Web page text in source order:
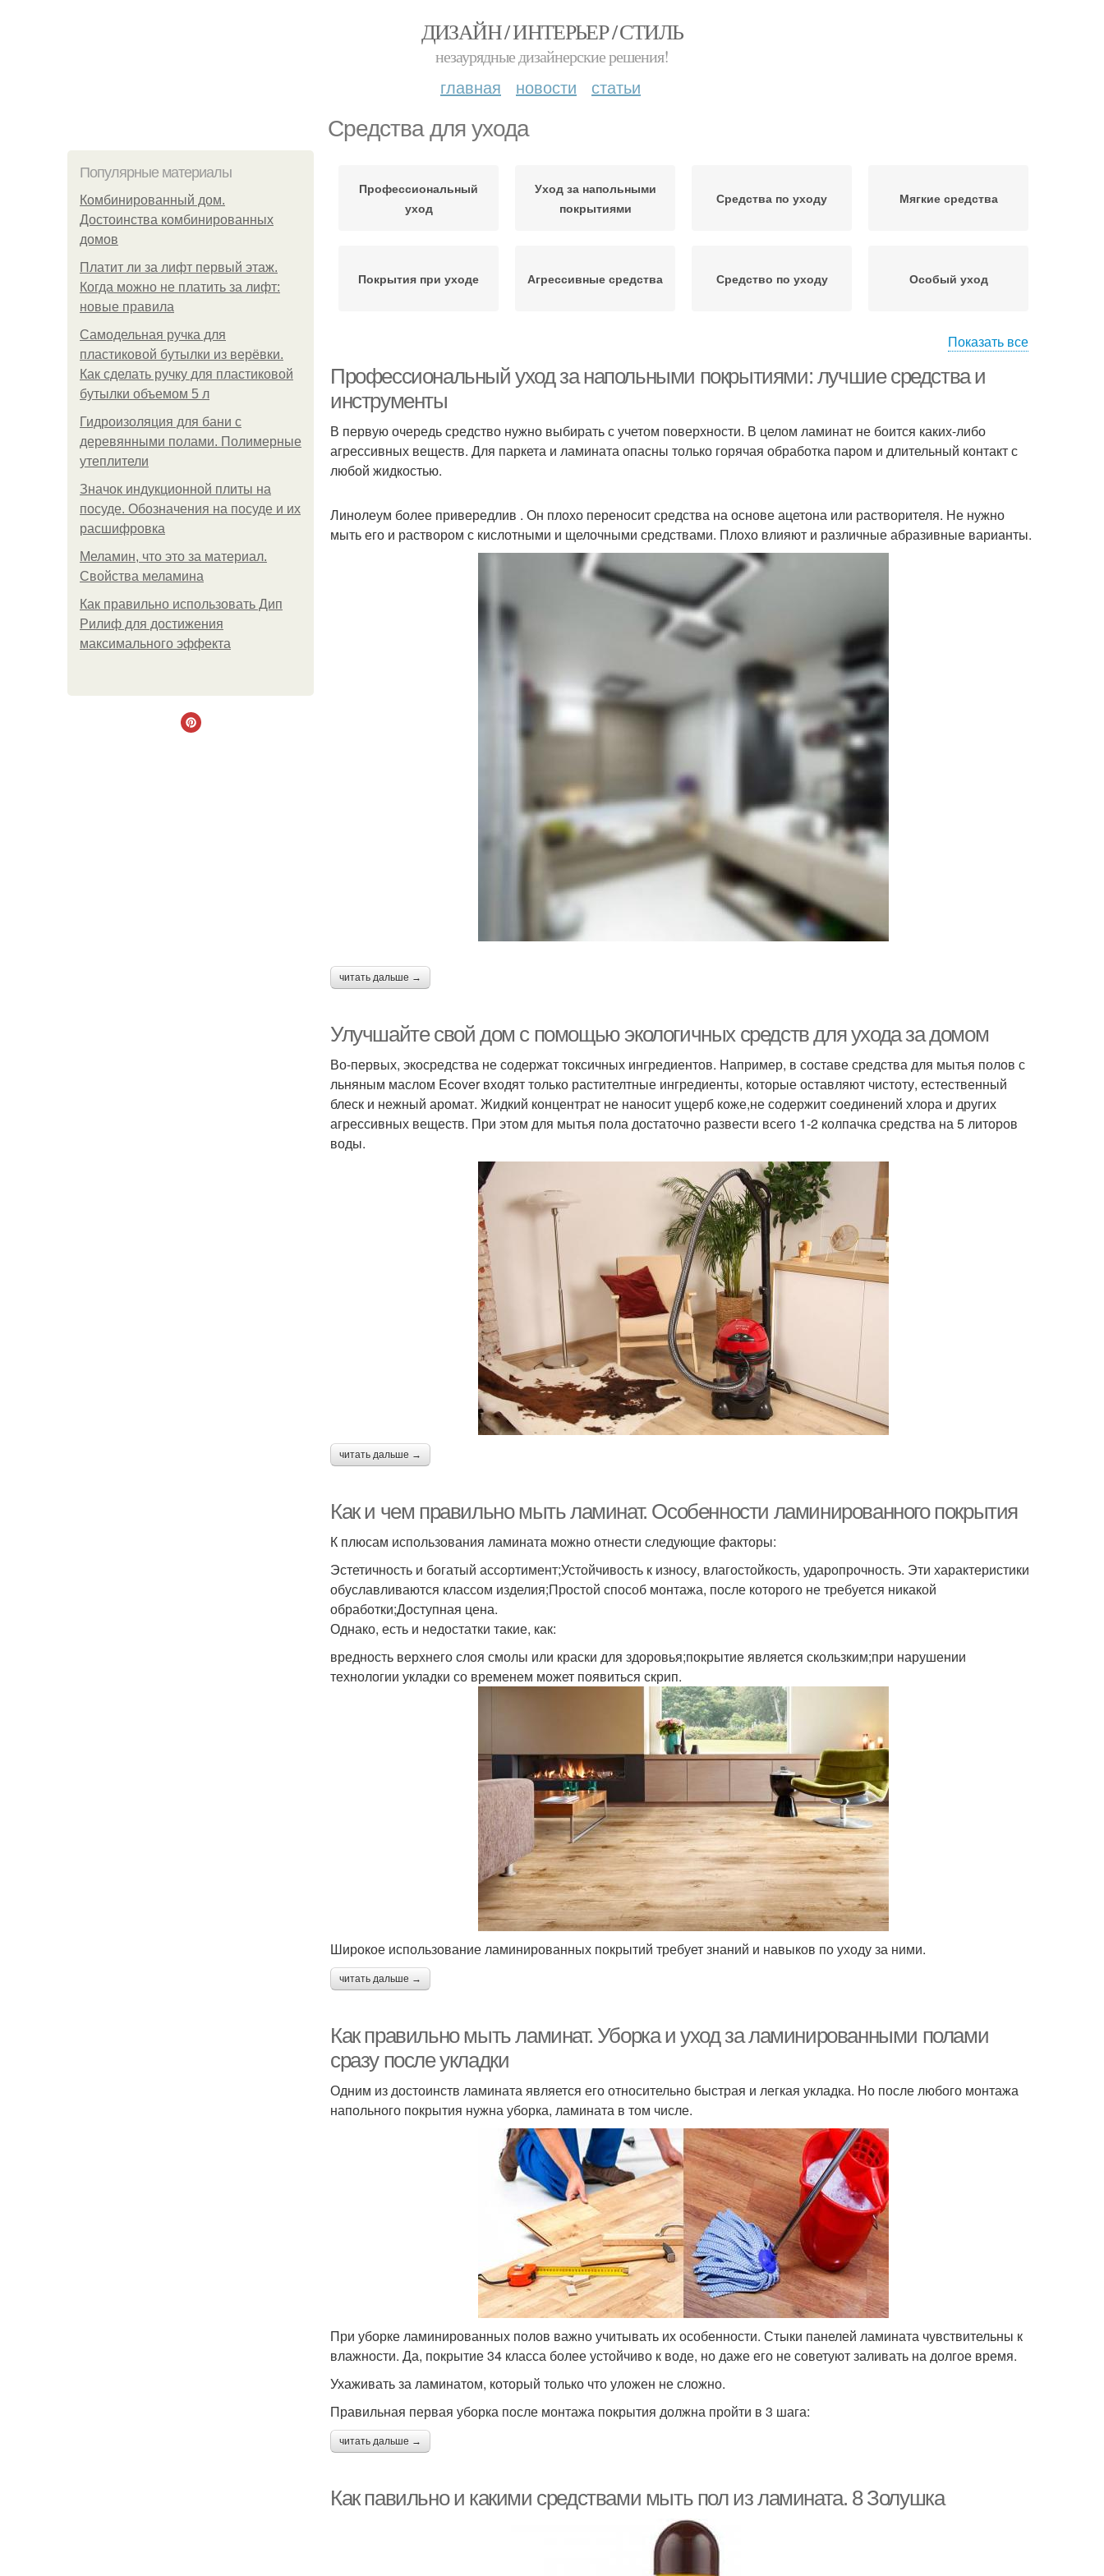
ДИЗАЙН / ИНТЕРЬЕР / СТИЛЬ
незаурядные дизайнерские решения!
главная новости статьи
Средства для ухода
Популярные материалы
Комбинированный дом.
Достоинства комбинированных
домов
Платит ли за лифт первый этаж.
Когда можно не платить за лифт:
новые правила
Самодельная ручка для
пластиковой бутылки из верёвки.
Как сделать ручку для пластиковой
бутылки объемом 5 л
Гидроизоляция для бани с
деревянными полами. Полимерные
утеплители
Значок индукционной плиты на
посуде. Обозначения на посуде и их
расшифровка
Меламин, что это за материал.
Свойства меламина
Как правильно использовать Дип
Рилиф для достижения
максимального эффекта
Профессиональный
уход
Уход за напольными
покрытиями
Средства по уходу Мягкие средства
Покрытия при уходе Агрессивные средства Средство по уходу Особый уход
Средства для кухни Средство для мытья Народные средства Домашние средства
Средства для мытья Магазинные средства Моющие средства Моющий средство
Средство для блеска Повседневный уход Уход за ламинатом
Показать все
Профессиональный уход за напольными покрытиями: лучшие средства и
инструменты
В первую очередь средство нужно выбирать с учетом поверхности. В целом ламинат не боится каких-либо
агрессивных веществ. Для паркета и ламината опасны только горячая обработка паром и длительный контакт с
любой жидкостью.
Линолеум более привередлив . Он плохо переносит средства на основе ацетона или растворителя. Не нужно
мыть его и раствором с кислотными и щелочными средствами. Плохо влияют и различные абразивные варианты.
читать дальше →
Улучшайте свой дом с помощью экологичных средств для ухода за домом
Во-первых, экосредства не содержат токсичных ингредиентов. Например, в составе средства для мытья полов с
льняным маслом Ecover входят только растителтные ингредиенты, которые оставляют чистоту, естественный
блеск и нежный аромат. Жидкий концентрат не наносит ущерб коже,не содержит соединений хлора и других
агрессивных веществ. При этом для мытья пола достаточно развести всего 1-2 колпачка средства на 5 литоров
воды.
читать дальше →
Как и чем правильно мыть ламинат. Особенности ламинированного покрытия
К плюсам использования ламината можно отнести следующие факторы:
Эстетичность и богатый ассортимент;Устойчивость к износу, влагостойкость, ударопрочность. Эти характеристики
обуславливаются классом изделия;Простой способ монтажа, после которого не требуется никакой
обработки;Доступная цена.
Однако, есть и недостатки такие, как:
вредность верхнего слоя смолы или краски для здоровья;покрытие является скользким;при нарушении
технологии укладки со временем может появиться скрип.
Широкое использование ламинированных покрытий требует знаний и навыков по уходу за ними.
читать дальше →
Как правильно мыть ламинат. Уборка и уход за ламинированными полами
сразу после укладки
Одним из достоинств ламината является его относительно быстрая и легкая укладка. Но после любого монтажа
напольного покрытия нужна уборка, ламината в том числе.
При уборке ламинированных полов важно учитывать их особенности. Стыки панелей ламината чувствительны к
влажности. Да, покрытие 34 класса более устойчиво к воде, но даже его не советуют заливать на долгое время.
Ухаживать за ламинатом, который только что уложен не сложно.
Правильная первая уборка после монтажа покрытия должна пройти в 3 шага:
читать дальше →
Как павильно и какими средствами мыть пол из ламината. 8 Золушка